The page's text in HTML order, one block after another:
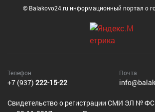
© Balakovo24.ru информационный портал о
Телефон
+7 (937) 222-15-22
Почта
Cвидетельство о регистрации СМИ ЭЛ № ФС